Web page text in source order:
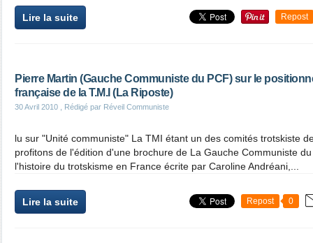
Lire la suite Repost
Pierre Martin (Gauche Communiste du PCF) sur le
française de la T.M.I (La Riposte)
30 Avril 2010 , Rédigé par Réveil Communiste
lu sur "Unité communiste" La TMI étant un des comités trotskiste
profitons de l'édition d'une brochure de La Gauche Communiste
l'histoire du trotskisme en France écrite par Caroline Andréani,...
Lire la suite Repost 0